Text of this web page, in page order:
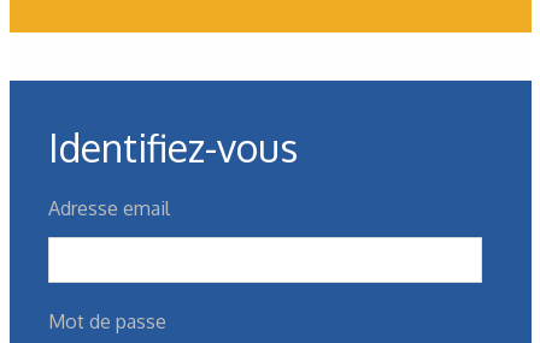
Identifiez-vous
Adresse email
Mot de passe